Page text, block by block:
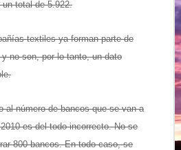
un total de 5.922.
textiles ya forman parte de
no son, por lo tanto, un dato
al número de bancos que se van a
es del todo incorrecto. No se
800 bancos. En todo caso, se